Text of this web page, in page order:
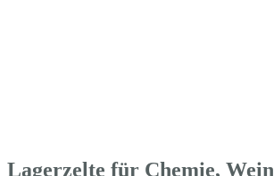
Lagerzelte für Chemie,